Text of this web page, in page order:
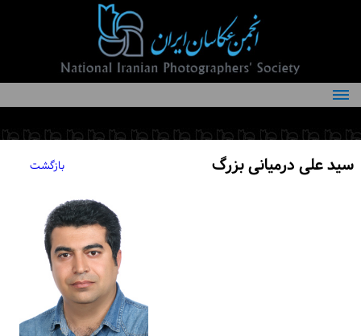
درباره انجمن
کمیته‌های انجمن
اعضاء انجمن
سید علی درمیانی بزرگ بازگشت